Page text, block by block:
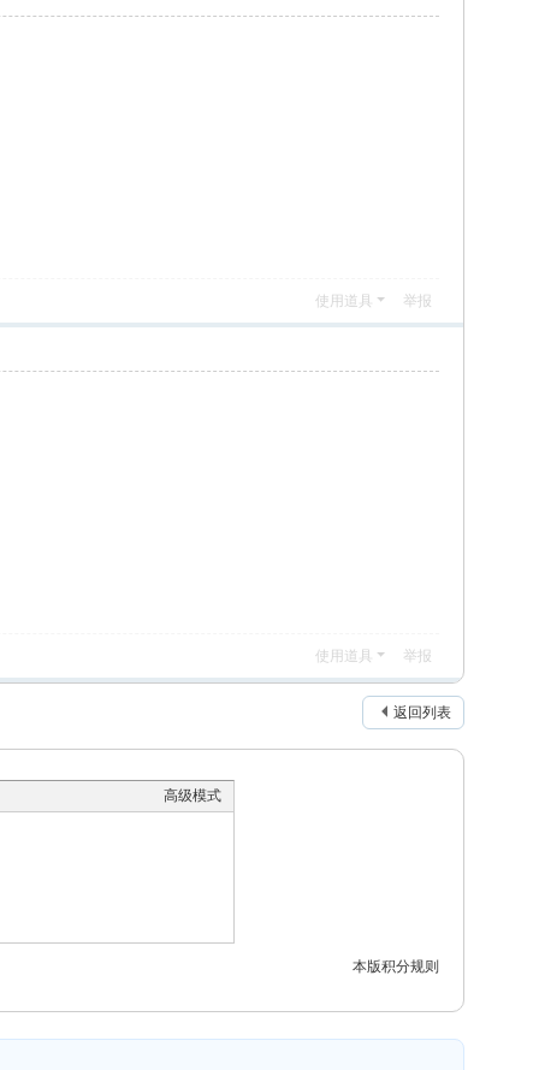
使用道具 举报
使用道具 举报
返回列表
高级模式
本版积分规则